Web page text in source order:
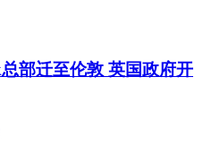
部迁至伦敦 英国政府开